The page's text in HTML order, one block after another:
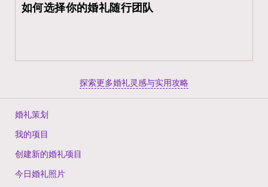
如何选择你的婚礼随行团队
探索更多婚礼灵感与实用攻略
婚礼策划
我的项目
创建新的婚礼项目
今日婚礼照片